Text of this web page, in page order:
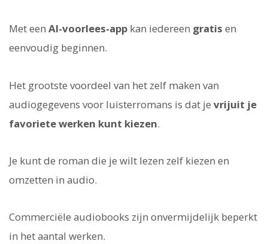
Met een AI-voorlees-app kan iedereen gratis en
eenvoudig beginnen.
Het grootste voordeel van het zelf maken van
audiogegevens voor luisterromans is dat je vrijuit je
favoriete werken kunt kiezen.
Je kunt de roman die je wilt lezen zelf kiezen en
omzetten in audio.
Commerciële audiobooks zijn onvermijdelijk beperkt
in het aantal werken.